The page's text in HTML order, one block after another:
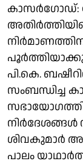
കാസർ​ഗോഡ്:
പി.കെ.
സംബന്ധിച്ച
നിർദേശങ്ങൾ
ശിവകുമാർ
പാലം